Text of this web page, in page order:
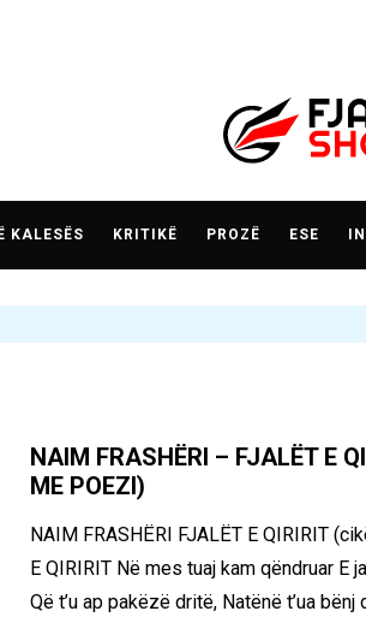
KALESËS KRITIKË PROZË ESE
NAIM FRASHËRI – FJALËT E
ME POEZI)
NAIM FRASHËRI FJALËT E QIRIRIT
E QIRIRIT Në mes tuaj kam qëndruar E
Që t’u ap pakëzë dritë, Natënë t’ua bënj